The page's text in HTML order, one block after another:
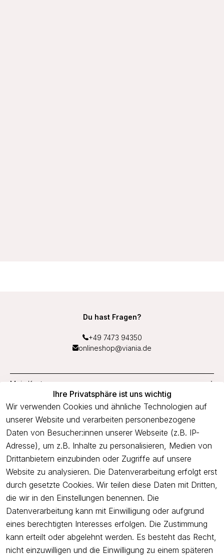
Ihre Privatsphäre ist uns wichtig
Wir verwenden Cookies und ähnliche Technologien auf
unserer Website und verarbeiten personenbezogene
Daten von Besucher:innen unserer Webseite (z.B. IP-
Adresse), um z.B. Inhalte zu personalisieren, Medien von
Drittanbietern einzubinden oder Zugriffe auf unsere
Website zu analysieren. Die Datenverarbeitung erfolgt erst
durch gesetzte Cookies. Wir teilen diese Daten mit Dritten,
die wir in den Einstellungen benennen. Die
Datenverarbeitung kann mit Einwilligung oder aufgrund
eines berechtigten Interesses erfolgen. Die Zustimmung
kann erteilt oder abgelehnt werden. Es besteht das Recht,
nicht einzuwilligen und die Einwilligung zu einem späteren
Du hast Fragen?
+49 7473 94350
onlineshop@viania.de
Mein Konto
Service
Unternehmen
Newsletter
Freue dich über 5€ Rabatt bei deiner nächsten Bestellung und
profitiere von Angeboten.
Newsletter abonnieren